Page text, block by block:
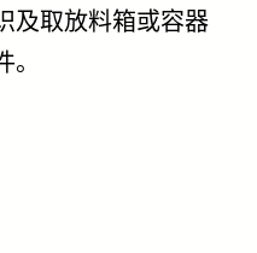
及取放料箱或容器